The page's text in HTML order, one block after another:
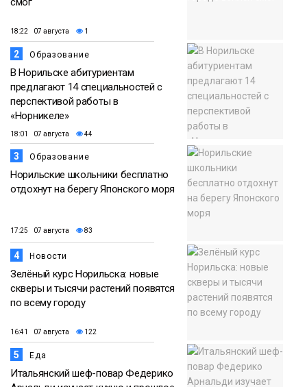
18:22 07 августа 1
2 Образование
В Норильске абитуриентам
предлагают 14 специальностей с
перспективой работы в
«Норникеле»
18:01 07 августа 44
3 Образование
Норильские школьники бесплатно
отдохнут на берегу Японского моря
17:25 07 августа 83
4 Новости
Зелёный курс Норильска: новые
скверы и тысячи растений появятся
по всему городу
16:41 07 августа 122
5 Еда
Итальянский шеф-повар Федерико